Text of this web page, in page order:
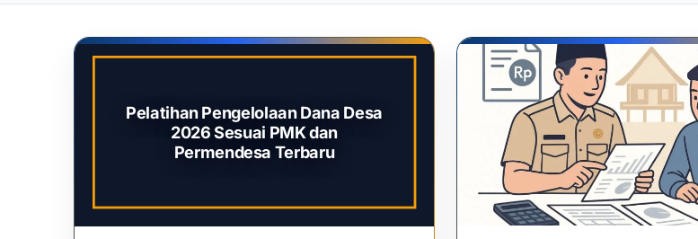
Pelatihan Pengelolaan Dana Desa
2026 Sesuai PMK dan
Permendesa Terbaru